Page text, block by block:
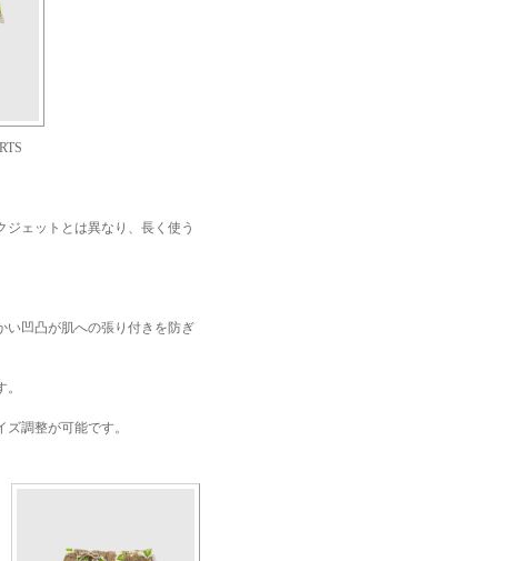
ェットとは異なり、長く使う
い凹凸が肌への張り付きを防ぎ
調整が可能です。